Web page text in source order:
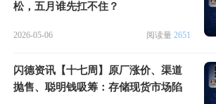
松，五月谁先扛不住？
2026-05-06 阅读量 2651
闪德资讯【十七周】原厂涨价、渠道
抛售、聪明钱吸筹：存储现货市场陷